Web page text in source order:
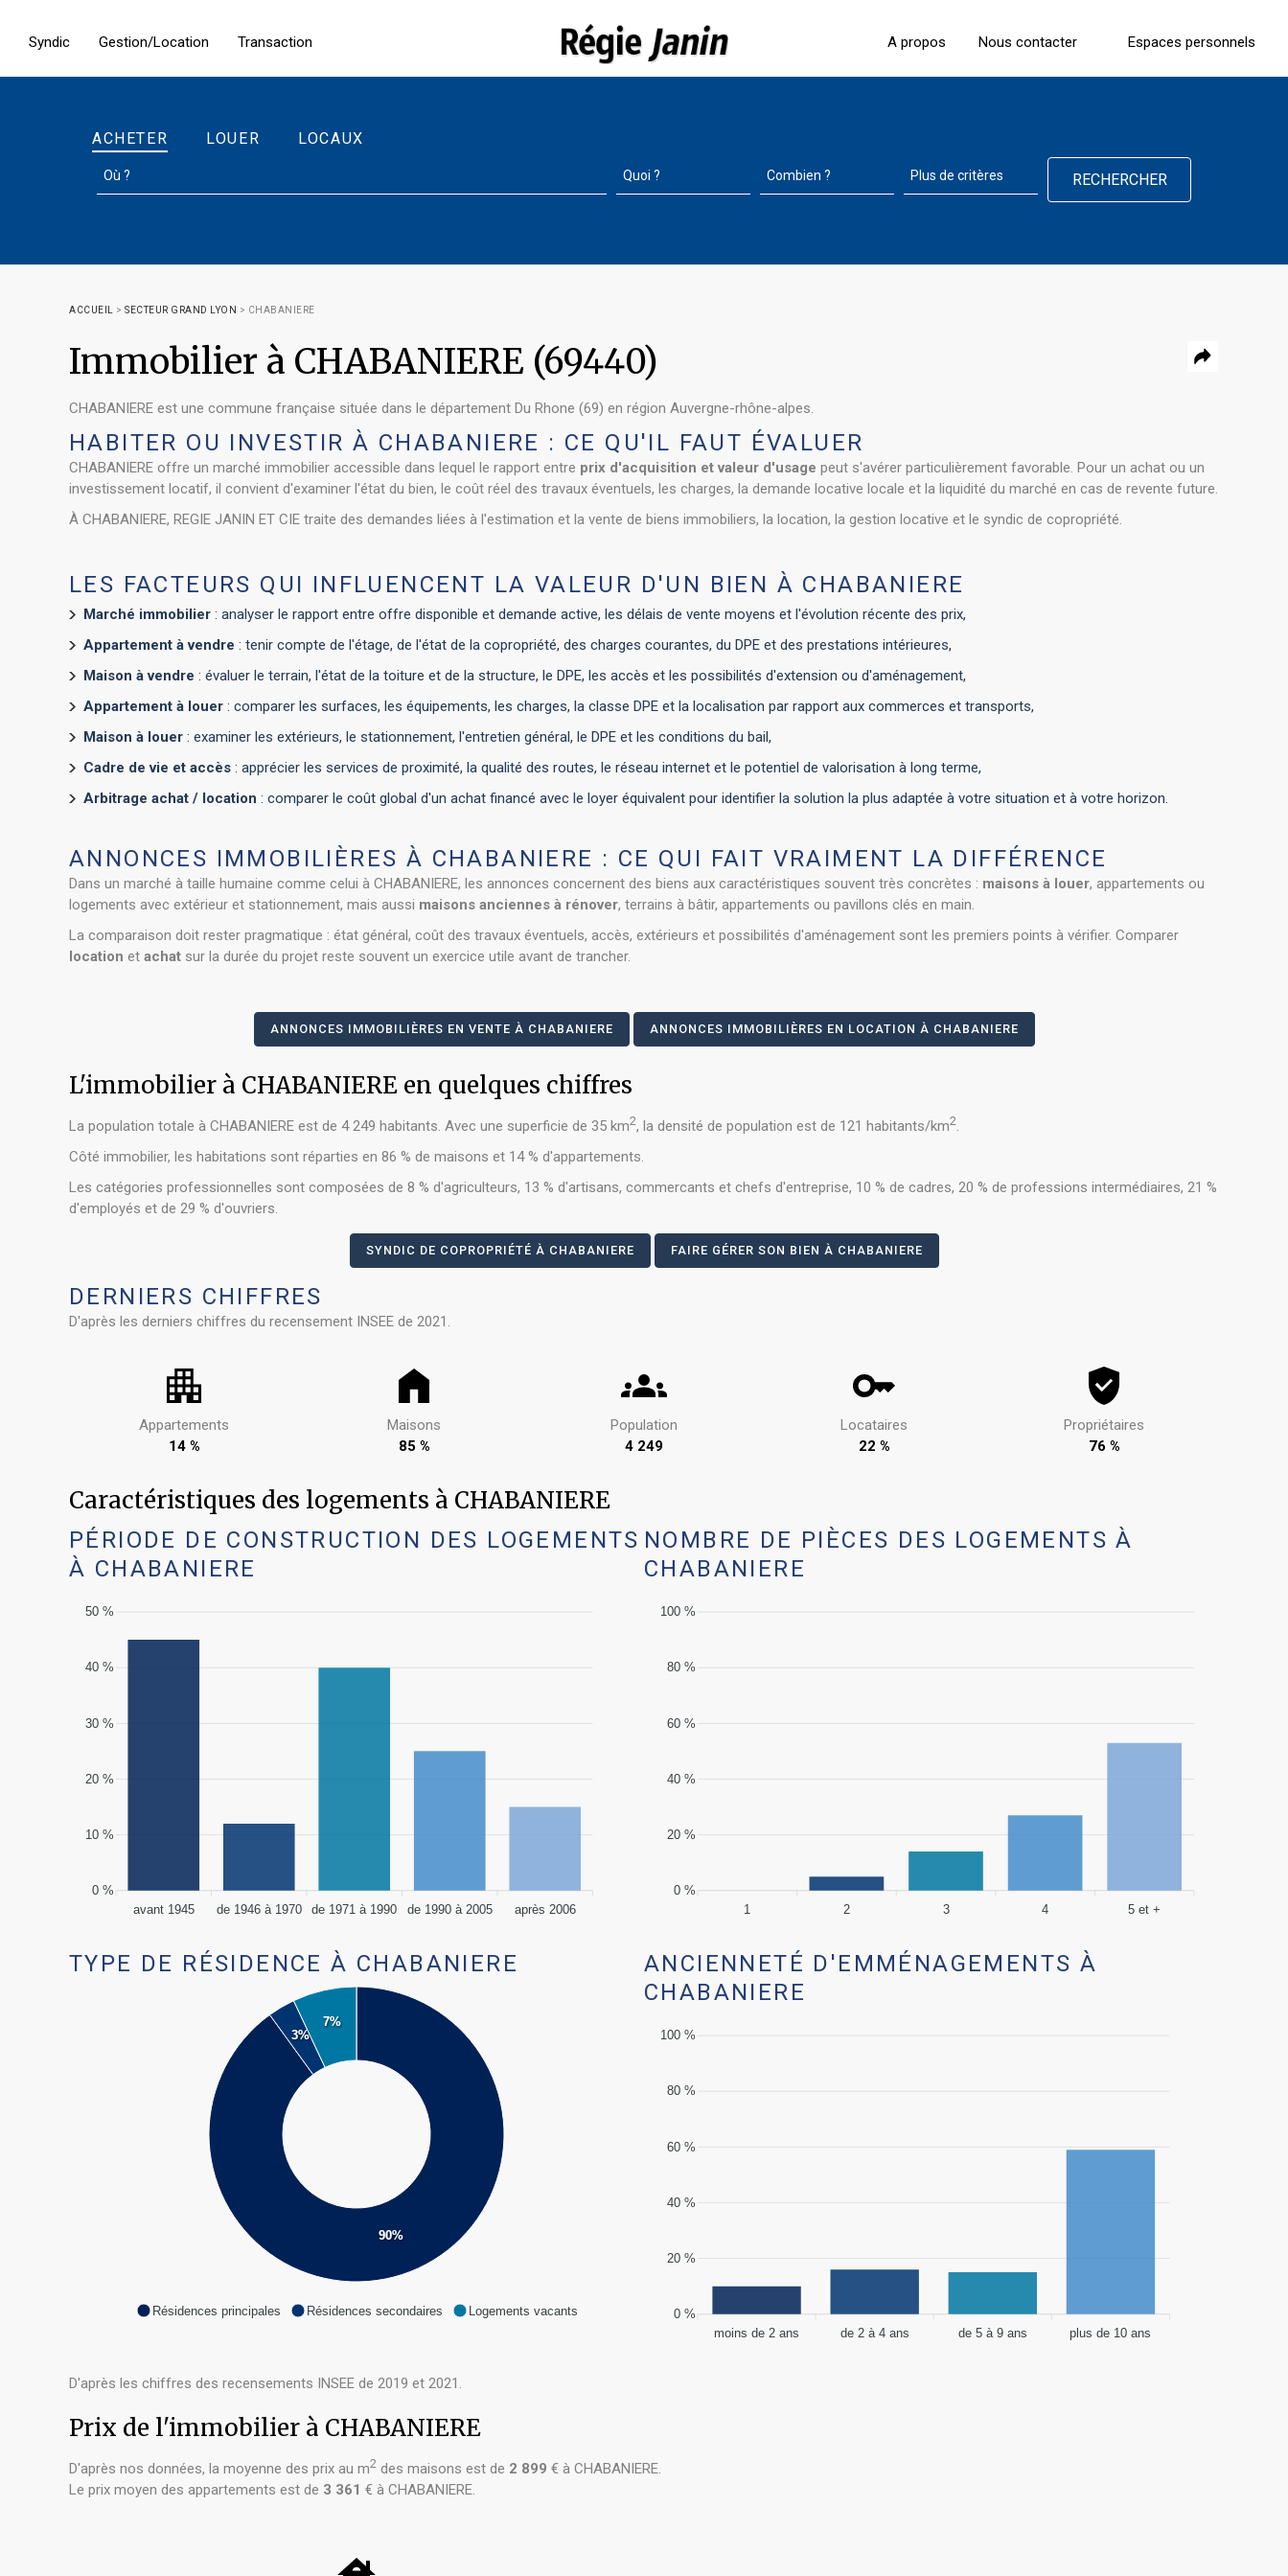
A propos Nous contacter Espaces personnels
Syndic Gestion/Location Transaction
ACHETER LOUER LOCAUX
ACCUEIL > SECTEUR GRAND LYON > CHABANIERE
Immobilier à CHABANIERE (69440)
CHABANIERE est une commune française située dans le département Du Rhone (69) en région Auvergne-rhône-alpes.
HABITER OU INVESTIR À CHABANIERE : CE QU'IL FAUT ÉVALUER
CHABANIERE offre un marché immobilier accessible dans lequel le rapport entre prix d'acquisition et valeur d'usage peut s'avérer particulièrement favorable. Pour un achat ou un
investissement locatif, il convient d'examiner l'état du bien, le coût réel des travaux éventuels, les charges, la demande locative locale et la liquidité du marché en cas de revente future.
À CHABANIERE, REGIE JANIN ET CIE traite des demandes liées à l'estimation et la vente de biens immobiliers, la location, la gestion locative et le syndic de copropriété.
LES FACTEURS QUI INFLUENCENT LA VALEUR D'UN BIEN À CHABANIERE
Marché immobilier : analyser le rapport entre offre disponible et demande active, les délais de vente moyens et l'évolution récente des prix,
Appartement à vendre : tenir compte de l'étage, de l'état de la copropriété, des charges courantes, du DPE et des prestations intérieures,
Maison à vendre : évaluer le terrain, l'état de la toiture et de la structure, le DPE, les accès et les possibilités d'extension ou d'aménagement,
Appartement à louer : comparer les surfaces, les équipements, les charges, la classe DPE et la localisation par rapport aux commerces et transports,
Maison à louer : examiner les extérieurs, le stationnement, l'entretien général, le DPE et les conditions du bail,
Cadre de vie et accès : apprécier les services de proximité, la qualité des routes, le réseau internet et le potentiel de valorisation à long terme,
Arbitrage achat / location : comparer le coût global d'un achat financé avec le loyer équivalent pour identifier la solution la plus adaptée à votre situation et à votre horizon.
ANNONCES IMMOBILIÈRES À CHABANIERE : CE QUI FAIT VRAIMENT LA DIFFÉRENCE
Dans un marché à taille humaine comme celui à CHABANIERE, les annonces concernent des biens aux caractéristiques souvent très concrètes : maisons à louer, appartements ou
logements avec extérieur et stationnement, mais aussi maisons anciennes à rénover, terrains à bâtir, appartements ou pavillons clés en main.
La comparaison doit rester pragmatique : état général, coût des travaux éventuels, accès, extérieurs et possibilités d'aménagement sont les premiers points à vérifier. Comparer
location et achat sur la durée du projet reste souvent un exercice utile avant de trancher.
ANNONCES IMMOBILIÈRES EN VENTE À CHABANIERE ANNONCES IMMOBILIÈRES EN LOCATION À CHABANIERE
L'immobilier à CHABANIERE en quelques chiffres
La population totale à CHABANIERE est de 4 249 habitants. Avec une superficie de 35 km2, la densité de population est de 121 habitants/km2.
Côté immobilier, les habitations sont réparties en 86 % de maisons et 14 % d'appartements.
Les catégories professionnelles sont composées de 8 % d'agriculteurs, 13 % d'artisans, commercants et chefs d'entreprise, 10 % de cadres, 20 % de professions intermédiaires, 21 %
d'employés et de 29 % d'ouvriers.
SYNDIC DE COPROPRIÉTÉ À CHABANIERE FAIRE GÉRER SON BIEN À CHABANIERE
DERNIERS CHIFFRES
D'après les derniers chiffres du recensement INSEE de 2021.
Appartements
14 %
Maisons
85 %
Population
4 249
Locataires
22 %
Propriétaires
76 %
Caractéristiques des logements à CHABANIERE
PÉRIODE DE CONSTRUCTION DES LOGEMENTS
À CHABANIERE
50 %
40 %
30 %
20 %
10 %
0 %
avant 1945
de 1946 à 1970 de 1971 à 1990 de 1990 à 2005 après 2006
NOMBRE DE PIÈCES DES LOGEMENTS À
CHABANIERE
100 %
80 %
60 %
40 %
20 %
0 %
1
2 3 4 5 et +
TYPE DE RÉSIDENCE À CHABANIERE
90%
3%
7%
Résidences principales Résidences secondaires Logements vacants
ANCIENNETÉ D'EMMÉNAGEMENTS À
CHABANIERE
100 %
80 %
60 %
40 %
20 %
0 %
moins de 2 ans
de 2 à 4 ans de 5 à 9 ans plus de 10 ans
D'après les chiffres des recensements INSEE de 2019 et 2021.
Prix de l'immobilier à CHABANIERE
D'après nos données, la moyenne des prix au m2 des maisons est de 2 899 € à CHABANIERE.
Le prix moyen des appartements est de 3 361 € à CHABANIERE.